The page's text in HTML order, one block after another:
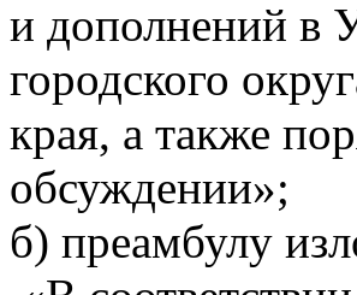
и дополнений в
городского
края, а также
обсуждении»;
б) преамбулу